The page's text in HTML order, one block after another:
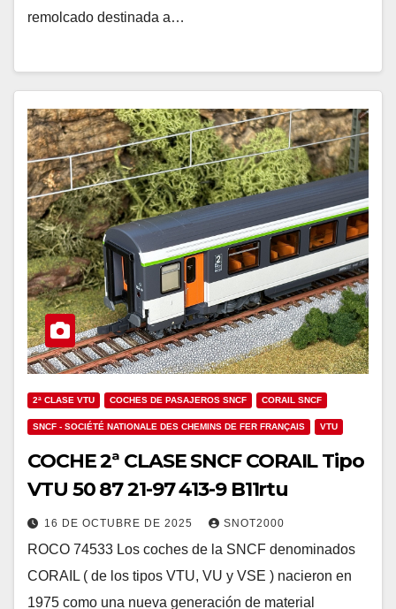
remolcado destinada a…
2ª CLASE VTU COCHES DE PASAJEROS SNCF CORAIL SNCF
SNCF - SOCIÉTÉ NATIONALE DES CHEMINS DE FER FRANÇAIS VTU
COCHE 2ª CLASE SNCF CORAIL Tipo
VTU 50 87 21-97 413-9 B11rtu
16 DE OCTUBRE DE 2025 SNOT2000
ROCO 74533 Los coches de la SNCF denominados
CORAIL ( de los tipos VTU, VU y VSE ) nacieron en
1975 como una nueva generación de material